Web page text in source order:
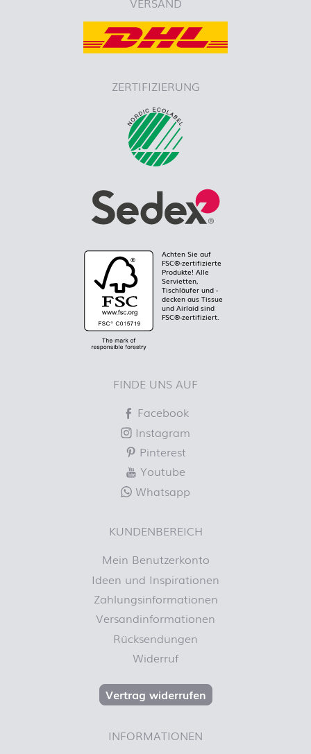
ZERTIFIZIERUNG
Achten Sie auf
FSC®-zertifizierte
Produkte! Alle
Servietten,
Tischläufer und -
decken aus Tissue
und Airlaid sind
FSC®-zertifiziert.
FINDE UNS AUF
Facebook
Instagram
Pinterest
Youtube
Whatsapp
KUNDENBEREICH
Mein Benutzerkonto
Ideen und Inspirationen
Zahlungsinformationen
Versandinformationen
Rücksendungen
Widerruf
Vertrag widerrufen
INFORMATIONEN